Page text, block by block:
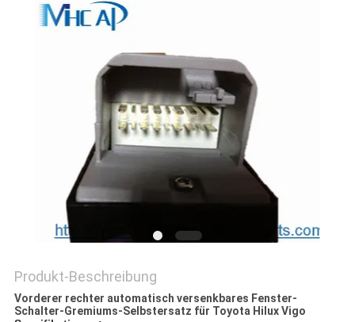
Produkt-Beschreibung
Vorderer rechter automatisch versenkbares Fenster-
Schalter-Gremiums-Selbstersatz für Toyota Hilux Vigo